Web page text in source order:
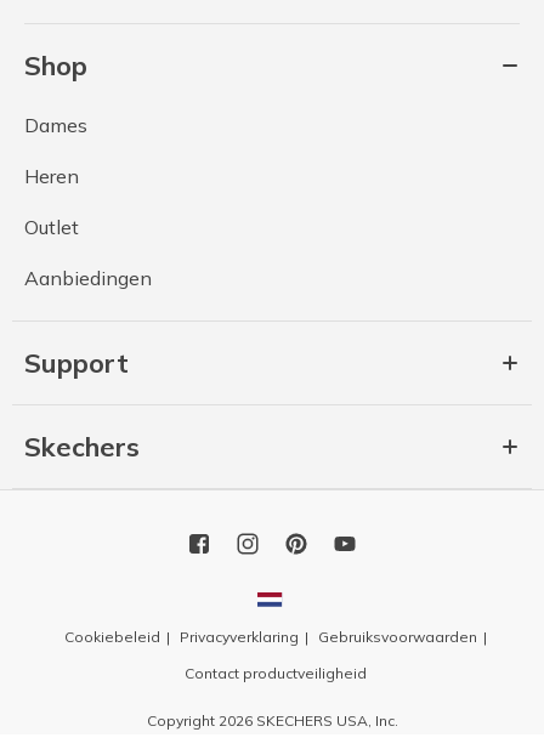
Shop
Dames
Heren
Outlet
Aanbiedingen
Support
Skechers
Cookiebeleid Privacyverklaring
Gebruiksvoorwaarden
Contact productveiligheid
Copyright 2026 SKECHERS USA, Inc.